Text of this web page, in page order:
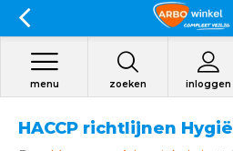
zoeken inloggen
menu
HACCP richtlijnen